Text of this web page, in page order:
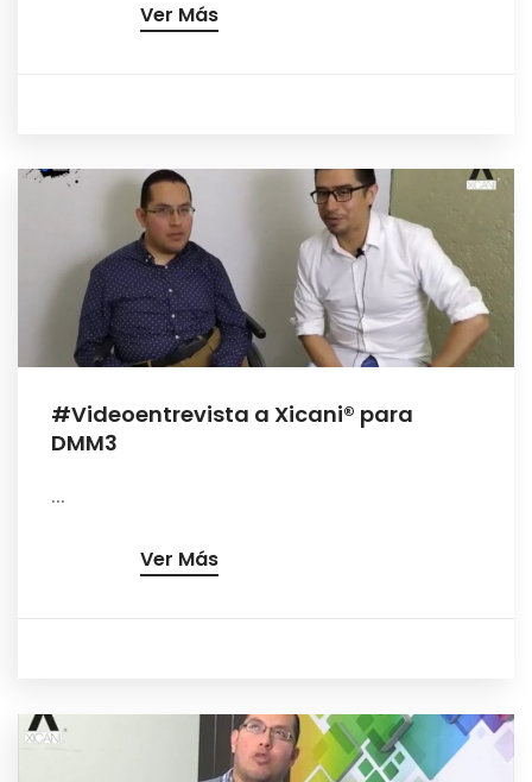
Ver Más
#Videoentrevista a Xicani® para
DMM3
...
Ver Más